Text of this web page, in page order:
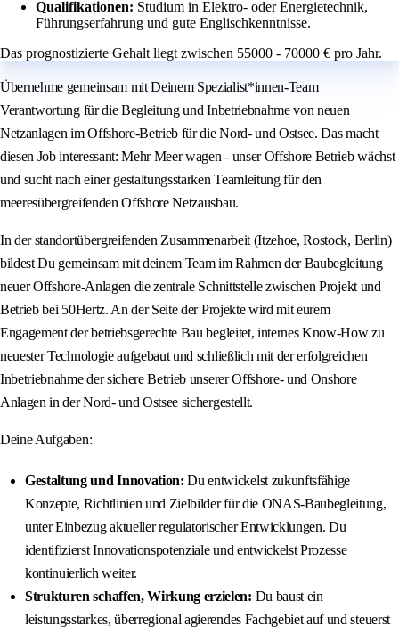
Qualifikationen: Studium in Elektro- oder Energietechnik,
Führungserfahrung und gute Englischkenntnisse.
Das prognostizierte Gehalt liegt zwischen 55000 - 70000 € pro Jahr.
Übernehme gemeinsam mit Deinem Spezialist*innen-Team
Verantwortung für die Begleitung und Inbetriebnahme von neuen
Netzanlagen im Offshore-Betrieb für die Nord- und Ostsee. Das macht
diesen Job interessant: Mehr Meer wagen - unser Offshore Betrieb wächst
und sucht nach einer gestaltungsstarken Teamleitung für den
meeresübergreifenden Offshore Netzausbau.
In der standortübergreifenden Zusammenarbeit (Itzehoe, Rostock, Berlin)
bildest Du gemeinsam mit deinem Team im Rahmen der Baubegleitung
neuer Offshore-Anlagen die zentrale Schnittstelle zwischen Projekt und
Betrieb bei 50Hertz. An der Seite der Projekte wird mit eurem
Engagement der betriebsgerechte Bau begleitet, internes Know-How zu
neuester Technologie aufgebaut und schließlich mit der erfolgreichen
Inbetriebnahme der sichere Betrieb unserer Offshore- und Onshore
Anlagen in der Nord- und Ostsee sichergestellt.
Deine Aufgaben:
Gestaltung und Innovation: Du entwickelst zukunftsfähige
Konzepte, Richtlinien und Zielbilder für die ONAS‐Baubegleitung,
unter Einbezug aktueller regulatorischer Entwicklungen. Du
identifizierst Innovationspotenziale und entwickelst Prozesse
kontinuierlich weiter.
Strukturen schaffen, Wirkung erzielen: Du baust ein
leistungsstarkes, überregional agierendes Fachgebiet auf und steuerst